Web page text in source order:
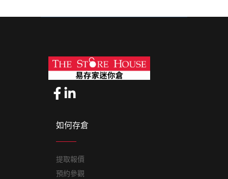
如何存倉
提取報價
預約參觀